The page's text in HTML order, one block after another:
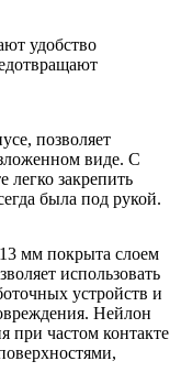
удобство
позволяет
виде. С
закрепить
была под рукой.
мм покрыта слоем
использовать
устройств и
Нейлон
при частом контакте